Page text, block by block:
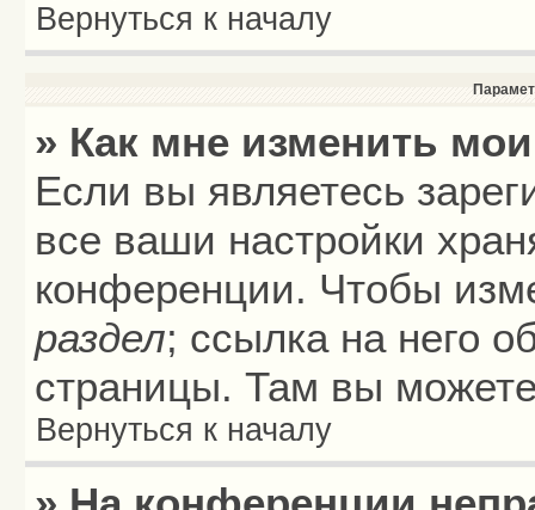
Вернуться к началу
» Как мне изменить
Если вы являетесь
все ваши настройки
конференции. Чтобы
раздел; ссылка на него
страницы. Там вы
Вернуться к началу